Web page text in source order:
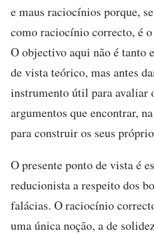
e maus raciocínios porque,
como raciocínio correcto, é
O objectivo aqui não é tanto
de vista teórico, mas antes
instrumento útil para avaliar
argumentos que encontrar,
para construir os seus
O presente ponto de vista é
reducionista a respeito dos
falácias. O raciocínio
uma única noção, a de